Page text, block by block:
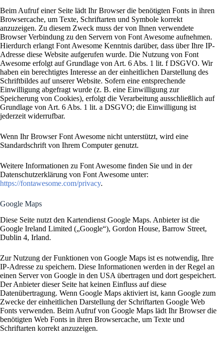
Beim Aufruf einer Seite lädt Ihr Browser die benötigten Fonts in ihren
Browsercache, um Texte, Schriftarten und Symbole korrekt
anzuzeigen. Zu diesem Zweck muss der von Ihnen verwendete
Browser Verbindung zu den Servern von Font Awesome aufnehmen.
Hierdurch erlangt Font Awesome Kenntnis darüber, dass über Ihre IP-
Adresse diese Website aufgerufen wurde. Die Nutzung von Font
Awesome erfolgt auf Grundlage von Art. 6 Abs. 1 lit. f DSGVO. Wir
haben ein berechtigtes Interesse an der einheitlichen Darstellung des
Schriftbildes auf unserer Website. Sofern eine entsprechende
Einwilligung abgefragt wurde (z. B. eine Einwilligung zur
Speicherung von Cookies), erfolgt die Verarbeitung ausschließlich auf
Grundlage von Art. 6 Abs. 1 lit. a DSGVO; die Einwilligung ist
jederzeit widerrufbar.
Wenn Ihr Browser Font Awesome nicht unterstützt, wird eine
Standardschrift von Ihrem Computer genutzt.
Weitere Informationen zu Font Awesome finden Sie und in der
Datenschutzerklärung von Font Awesome unter:
https://fontawesome.com/privacy.
Google Maps
Diese Seite nutzt den Kartendienst Google Maps. Anbieter ist die
Google Ireland Limited („Google“), Gordon House, Barrow Street,
Dublin 4, Irland.
Zur Nutzung der Funktionen von Google Maps ist es notwendig, Ihre
IP-Adresse zu speichern. Diese Informationen werden in der Regel an
einen Server von Google in den USA übertragen und dort gespeichert.
Der Anbieter dieser Seite hat keinen Einfluss auf diese
Datenübertragung. Wenn Google Maps aktiviert ist, kann Google zum
Zwecke der einheitlichen Darstellung der Schriftarten Google Web
Fonts verwenden. Beim Aufruf von Google Maps lädt Ihr Browser die
benötigten Web Fonts in ihren Browsercache, um Texte und
Schriftarten korrekt anzuzeigen.